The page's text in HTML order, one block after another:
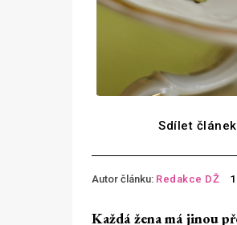
Sdílet článek
Autor článku: Redakce DŽ
Každá žena má jinou